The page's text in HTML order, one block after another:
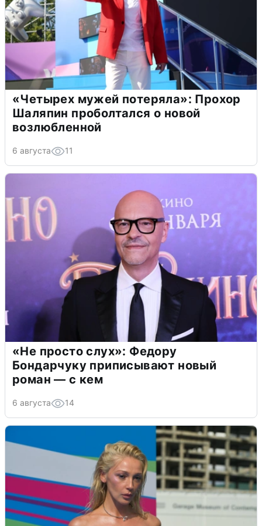
«Четырех мужей потеряла»: Прохор
Шаляпин проболтался о новой
возлюбленной
6 августа 11
«Не просто слух»: Федору
Бондарчуку приписывают новый
роман — с кем
6 августа 14